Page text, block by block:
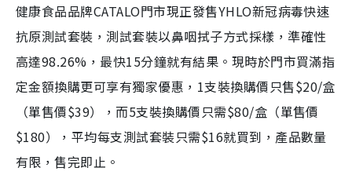
健康食品品牌CATALO門市現正發售YHLO新冠病毒快速
抗原測試套裝，測試套裝以鼻咽拭子方式採樣，準確性
高達98.26%，最快15分鐘就有結果。現時於門市買滿指
定金額換購更可享有獨家優惠，1支裝換購價只售$20/盒
（單售價$39），而5支裝換購價只需$80/盒（單售價
$180），平均每支測試套裝只需$16就買到，產品數量
有限，售完即止。